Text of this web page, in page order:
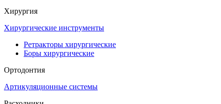
Хирургия
Хирургические инструменты
Ретракторы хирургические
Боры хирургические
Ортодонтия
Артикуляционные системы